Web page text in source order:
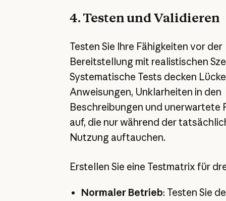
4. Testen und Validieren
Testen Sie Ihre Fähigkeiten vor der
Bereitstellung mit realistischen
Systematische Tests decken
Anweisungen, Unklarheiten in den
Beschreibungen und unerwartete
auf, die nur während der
Nutzung auftauchen.
Erstellen Sie eine Testmatrix für
Normaler Betrieb: Testen Sie